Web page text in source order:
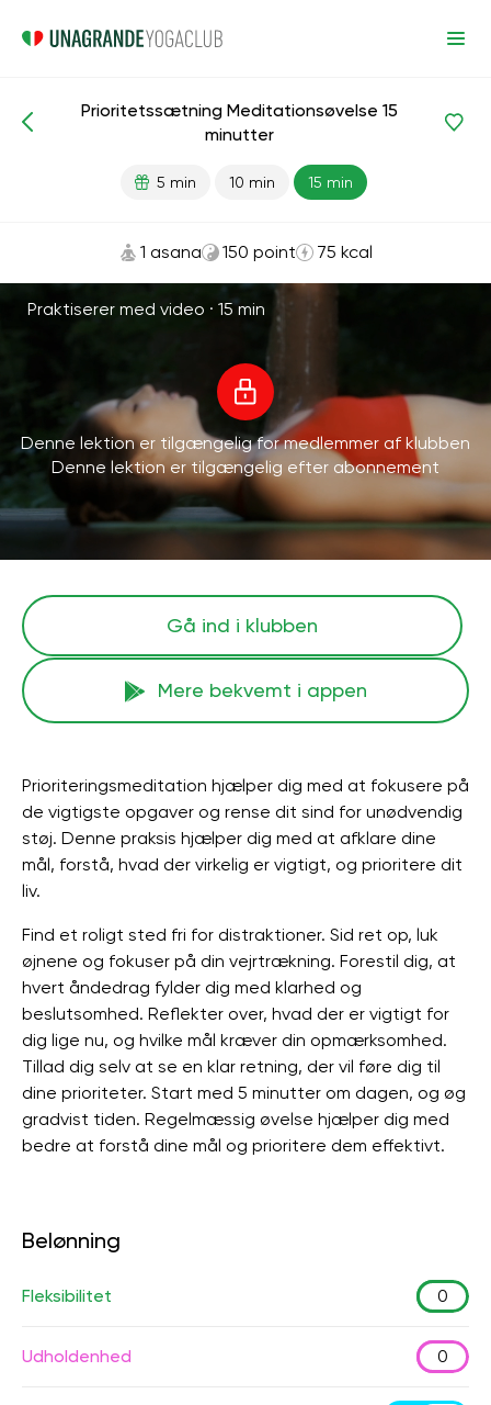
Meditationer og vejrtrækning
Prioritetssætning Meditationsøvelse 15
minutter
5 min 10 min 15 min
1 asana 150 point 75 kcal
Praktiserer med video · 15 min
Denne lektion er tilgængelig for medlemmer af klubben
Denne lektion er tilgængelig efter abonnement
Gå ind i klubben
Mere bekvemt i appen
Prioriteringsmeditation hjælper dig med at fokusere på
de vigtigste opgaver og rense dit sind for unødvendig
støj. Denne praksis hjælper dig med at afklare dine
mål, forstå, hvad der virkelig er vigtigt, og prioritere dit
liv.
Find et roligt sted fri for distraktioner. Sid ret op, luk
øjnene og fokuser på din vejrtrækning. Forestil dig, at
hvert åndedrag fylder dig med klarhed og
beslutsomhed. Reflekter over, hvad der er vigtigt for
dig lige nu, og hvilke mål kræver din opmærksomhed.
Tillad dig selv at se en klar retning, der vil føre dig til
dine prioriteter. Start med 5 minutter om dagen, og øg
gradvist tiden. Regelmæssig øvelse hjælper dig med
bedre at forstå dine mål og prioritere dem effektivt.
Belønning
Fleksibilitet 0
Udholdenhed 0